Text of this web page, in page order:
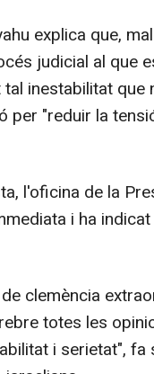
explica que,
judicial al que
inestabilitat que
per "reduir la
l'oficina de la
i ha
clemència
totes les
i serietat", fa